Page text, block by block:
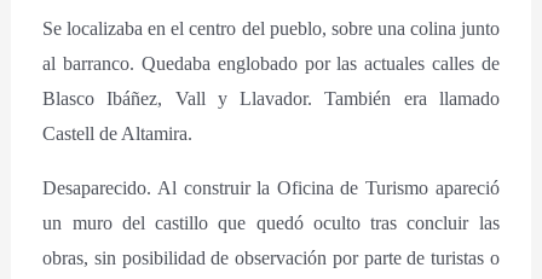
Se localizaba en el centro del pueblo, sobre una colina junto
al barranco. Quedaba englobado por las actuales calles de
Blasco Ibáñez, Vall y Llavador. También era llamado
Castell de Altamira.
Desaparecido. Al construir la Oficina de Turismo apareció
un muro del castillo que quedó oculto tras concluir las
obras, sin posibilidad de observación por parte de turistas o